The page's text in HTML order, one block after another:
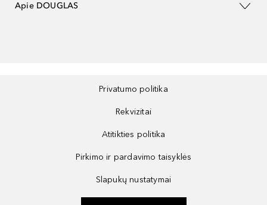
Apie DOUGLAS
Privatumo politika
Rekvizitai
Atitikties politika
Pirkimo ir pardavimo taisyklės
Slapukų nustatymai